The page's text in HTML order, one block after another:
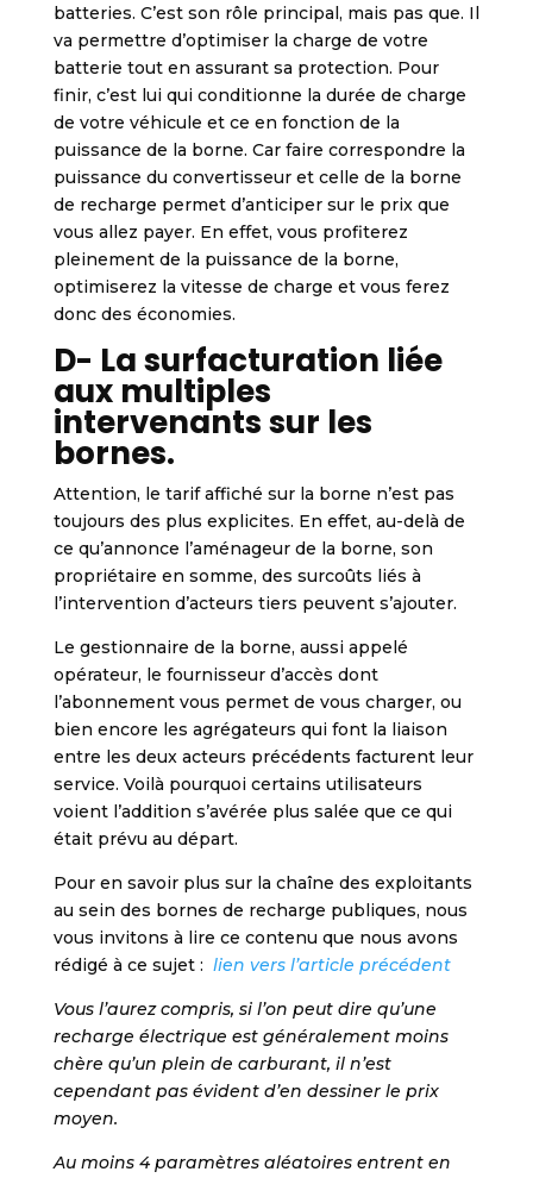
batteries. C’est son rôle principal, mais pas que. Il
va permettre d’optimiser la charge de votre
batterie tout en assurant sa protection. Pour
finir, c’est lui qui conditionne la durée de charge
de votre véhicule et ce en fonction de la
puissance de la borne. Car faire correspondre la
puissance du convertisseur et celle de la borne
de recharge permet d’anticiper sur le prix que
vous allez payer. En effet, vous profiterez
pleinement de la puissance de la borne,
optimiserez la vitesse de charge et vous ferez
donc des économies.
D- La surfacturation liée
aux multiples
intervenants sur les
bornes.
Attention, le tarif affiché sur la borne n’est pas
toujours des plus explicites. En effet, au-delà de
ce qu’annonce l’aménageur de la borne, son
propriétaire en somme, des surcoûts liés à
l’intervention d’acteurs tiers peuvent s’ajouter.
Le gestionnaire de la borne, aussi appelé
opérateur, le fournisseur d’accès dont
l’abonnement vous permet de vous charger, ou
bien encore les agrégateurs qui font la liaison
entre les deux acteurs précédents facturent leur
service. Voilà pourquoi certains utilisateurs
voient l’addition s’avérée plus salée que ce qui
était prévu au départ.
Pour en savoir plus sur la chaîne des exploitants
au sein des bornes de recharge publiques, nous
vous invitons à lire ce contenu que nous avons
rédigé à ce sujet : lien vers l’article précédent
Vous l’aurez compris, si l’on peut dire qu’une
recharge électrique est généralement moins
chère qu’un plein de carburant, il n’est
cependant pas évident d’en dessiner le prix
moyen.
Au moins 4 paramètres aléatoires entrent en